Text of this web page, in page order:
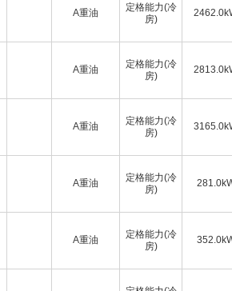
A重油
定格能力(冷
房)
A重油
定格能力(冷
房)
A重油
定格能力(冷
房)
A重油
定格能力(冷
房)
A重油
定格能力(冷
房)